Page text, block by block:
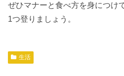
ぜひマナーと食べ方を身につけ
1つ登りましょう。
生活